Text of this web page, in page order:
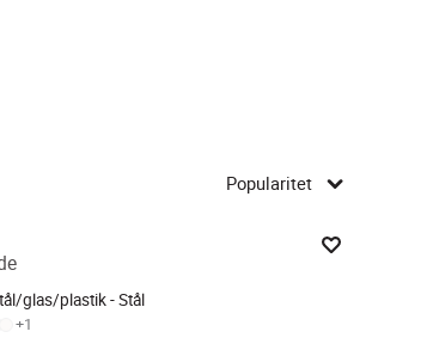
Popularitet
glas/plastik - Stål
+1